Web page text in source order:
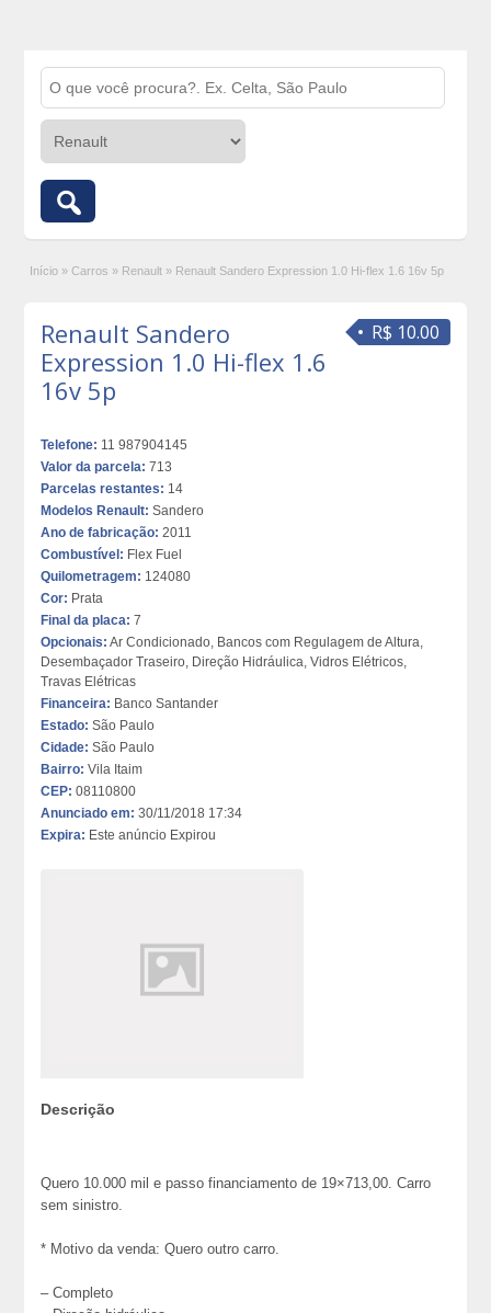
Início » Carros » Renault » Renault Sandero Expression 1.0 Hi-flex 1.6 16v 5p
R$ 10.00
Renault Sandero
Expression 1.0 Hi-flex 1.6
16v 5p
Telefone: 11 987904145
Valor da parcela: 713
Parcelas restantes: 14
Modelos Renault: Sandero
Ano de fabricação: 2011
Combustível: Flex Fuel
Quilometragem: 124080
Cor: Prata
Final da placa: 7
Opcionais: Ar Condicionado, Bancos com Regulagem de Altura,
Desembaçador Traseiro, Direção Hidráulica, Vidros Elétricos,
Travas Elétricas
Financeira: Banco Santander
Estado: São Paulo
Cidade: São Paulo
Bairro: Vila Itaim
CEP: 08110800
Anunciado em: 30/11/2018 17:34
Expira: Este anúncio Expirou
Descrição
Quero 10.000 mil e passo financiamento de 19×713,00. Carro
sem sinistro.
* Motivo da venda: Quero outro carro.
– Completo